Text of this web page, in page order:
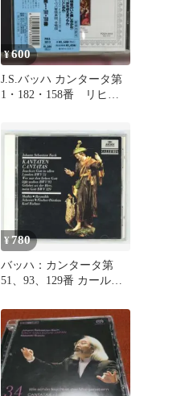
¥600
J.S.バッハ カンタータ第
1・182・158番 リヒタ
¥780
バッハ：カンタータ第
51、93、129番 カール・
ッハ管